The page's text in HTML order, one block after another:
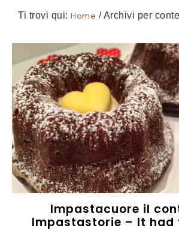
Ti trovi qui: Home /Archivi per
Impastacuore il
Impastastorie – It had